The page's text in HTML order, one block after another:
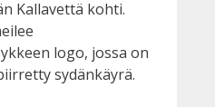
Kallavettä kohti.
logo, jossa on
sydänkäyrä.